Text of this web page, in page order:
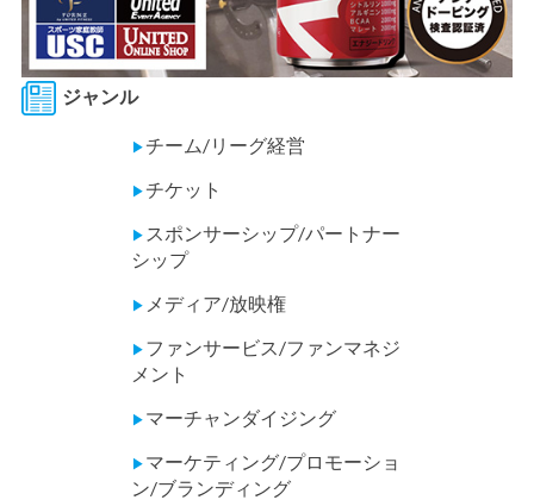
ジャンル
▶チーム/リーグ経営
▶チケット
▶ スポンサーシップ/パートナー
シップ
▶ メディア/放映権
▶ ファンサービス/ファンマネジ
メント
▶ マーチャンダイジング
▶ マーケティング/プロモーショ
ン/ブランディング